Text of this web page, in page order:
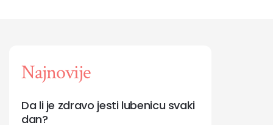
Najnovije
Da li je zdravo jesti lubenicu svaki
dan?